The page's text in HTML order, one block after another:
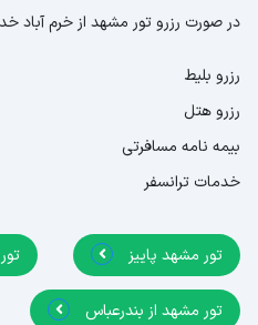
در صورت رزرو تور مشهد از خرم آباد
رزرو بلیط
رزرو هتل
بیمه نامه مسافرتی
خدمات ترانسفر
تور مشهد پاییز
تور مشهد از بندرعباس